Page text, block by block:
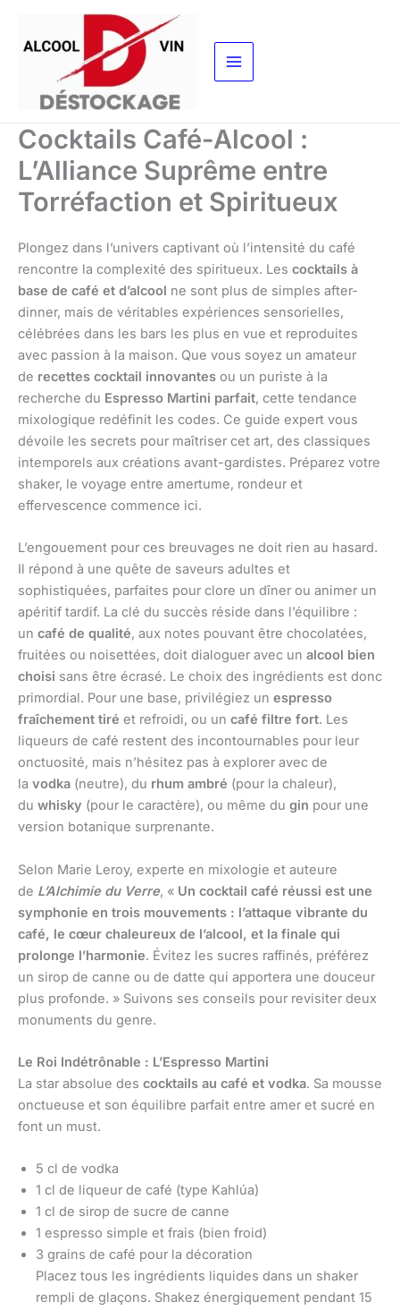
contenu
Cocktails Café-Alcool :
L’Alliance Suprême entre
Torréfaction et Spiritueux
Plongez dans l’univers captivant où l’intensité du café
rencontre la complexité des spiritueux. Les cocktails à
base de café et d’alcool ne sont plus de simples after-
dinner, mais de véritables expériences sensorielles,
célébrées dans les bars les plus en vue et reproduites
avec passion à la maison. Que vous soyez un amateur
de recettes cocktail innovantes ou un puriste à la
recherche du Espresso Martini parfait, cette tendance
mixologique redéfinit les codes. Ce guide expert vous
dévoile les secrets pour maîtriser cet art, des classiques
intemporels aux créations avant-gardistes. Préparez votre
shaker, le voyage entre amertume, rondeur et
effervescence commence ici.
L’engouement pour ces breuvages ne doit rien au hasard.
Il répond à une quête de saveurs adultes et
sophistiquées, parfaites pour clore un dîner ou animer un
apéritif tardif. La clé du succès réside dans l’équilibre :
un café de qualité, aux notes pouvant être chocolatées,
fruitées ou noisettées, doit dialoguer avec un alcool bien
choisi sans être écrasé. Le choix des ingrédients est donc
primordial. Pour une base, privilégiez un espresso
fraîchement tiré et refroidi, ou un café filtre fort. Les
liqueurs de café restent des incontournables pour leur
onctuosité, mais n’hésitez pas à explorer avec de
la vodka (neutre), du rhum ambré (pour la chaleur),
du whisky (pour le caractère), ou même du gin pour une
version botanique surprenante.
Selon Marie Leroy, experte en mixologie et auteure
de L’Alchimie du Verre, « Un cocktail café réussi est une
symphonie en trois mouvements : l’attaque vibrante du
café, le cœur chaleureux de l’alcool, et la finale qui
prolonge l’harmonie. Évitez les sucres raffinés, préférez
un sirop de canne ou de datte qui apportera une douceur
plus profonde. » Suivons ses conseils pour revisiter deux
monuments du genre.
Le Roi Indétrônable : L’Espresso Martini
La star absolue des cocktails au café et vodka. Sa mousse
onctueuse et son équilibre parfait entre amer et sucré en
font un must.
5 cl de vodka
1 cl de liqueur de café (type Kahlúa)
1 cl de sirop de sucre de canne
1 espresso simple et frais (bien froid)
3 grains de café pour la décoration
Placez tous les ingrédients liquides dans un shaker
rempli de glaçons. Shakez énergiquement pendant 15